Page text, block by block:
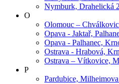
Nymburk, Drahelická
O
Olomouc –
Opava - Jaktař,
Opava - Palhanec,
Ostrava - Hrabová,
Ostrava – Vítkovice,
P
Pardubice,